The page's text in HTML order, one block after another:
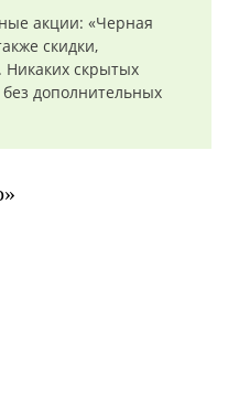
акции: «Черная
скидки,
скрытых
дополнительных